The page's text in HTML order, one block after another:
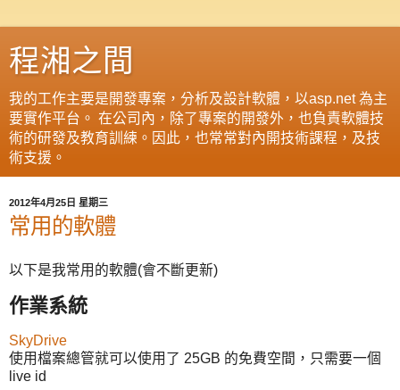
程湘之間
我的工作主要是開發專案，分析及設計軟體，以asp.net 為主
要實作平台。 在公司內，除了專案的開發外，也負責軟體技
術的研發及教育訓練。因此，也常常對內開技術課程，及技
術支援。
2012年4月25日 星期三
常用的軟體
以下是我常用的軟體(會不斷更新)
作業系統
SkyDrive
使用檔案總管就可以使用了 25GB 的免費空間，只需要一個
live id